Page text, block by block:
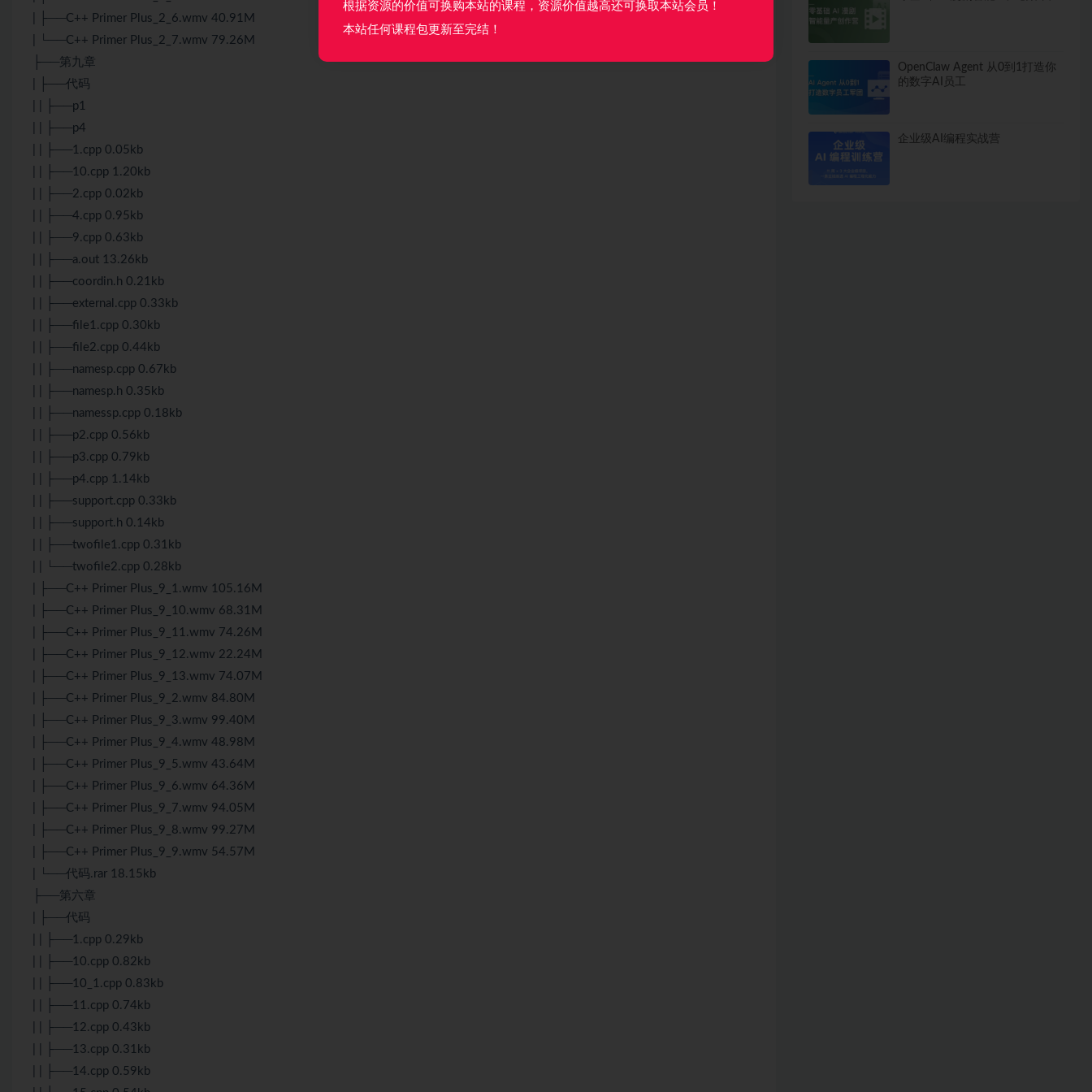
| ├──C++ Primer Plus_2_6.wmv 40.91M
| └──C++ Primer Plus_2_7.wmv 79.26M
├──第九章
| ├──代码
| | ├──p1
| | ├──p4
| | ├──1.cpp 0.05kb
| | ├──10.cpp 1.20kb
| | ├──2.cpp 0.02kb
| | ├──4.cpp 0.95kb
| | ├──9.cpp 0.63kb
| | ├──a.out 13.26kb
| | ├──coordin.h 0.21kb
| | ├──external.cpp 0.33kb
| | ├──file1.cpp 0.30kb
| | ├──file2.cpp 0.44kb
| | ├──namesp.cpp 0.67kb
| | ├──namesp.h 0.35kb
| | ├──namessp.cpp 0.18kb
| | ├──p2.cpp 0.56kb
| | ├──p3.cpp 0.79kb
| | ├──p4.cpp 1.14kb
| | ├──support.cpp 0.33kb
| | ├──support.h 0.14kb
| | ├──twofile1.cpp 0.31kb
| | └──twofile2.cpp 0.28kb
| ├──C++ Primer Plus_9_1.wmv 105.16M
| ├──C++ Primer Plus_9_10.wmv 68.31M
| ├──C++ Primer Plus_9_11.wmv 74.26M
| ├──C++ Primer Plus_9_12.wmv 22.24M
| ├──C++ Primer Plus_9_13.wmv 74.07M
| ├──C++ Primer Plus_9_2.wmv 84.80M
| ├──C++ Primer Plus_9_3.wmv 99.40M
| ├──C++ Primer Plus_9_4.wmv 48.98M
| ├──C++ Primer Plus_9_5.wmv 43.64M
| ├──C++ Primer Plus_9_6.wmv 64.36M
| ├──C++ Primer Plus_9_7.wmv 94.05M
| ├──C++ Primer Plus_9_8.wmv 99.27M
| ├──C++ Primer Plus_9_9.wmv 54.57M
| └──代码.rar 18.15kb
├──第六章
| ├──代码
| | ├──1.cpp 0.29kb
| | ├──10.cpp 0.82kb
| | ├──10_1.cpp 0.83kb
| | ├──11.cpp 0.74kb
| | ├──12.cpp 0.43kb
| | ├──13.cpp 0.31kb
| | ├──14.cpp 0.59kb
OpenClaw Agent 从0到1打造你
的数字AI员工
企业级AI编程实战营
根据资源的价值可换购本站的课程，资源价值越高还可换取本站会员！
本站任何课程包更新至完结！